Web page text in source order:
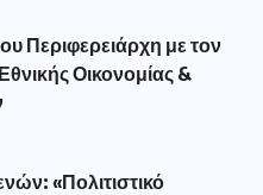
Περιφερειάρχη με τον
Οικονομίας &
«Πολιτιστικό